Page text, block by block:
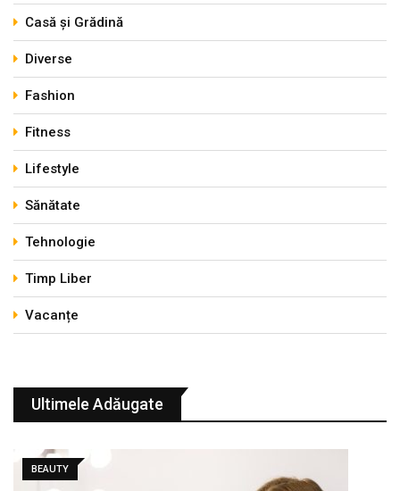
Casă și Grădină
Diverse
Fashion
Fitness
Lifestyle
Sănătate
Tehnologie
Timp Liber
Vacanțe
Ultimele Adăugate
BEAUTY